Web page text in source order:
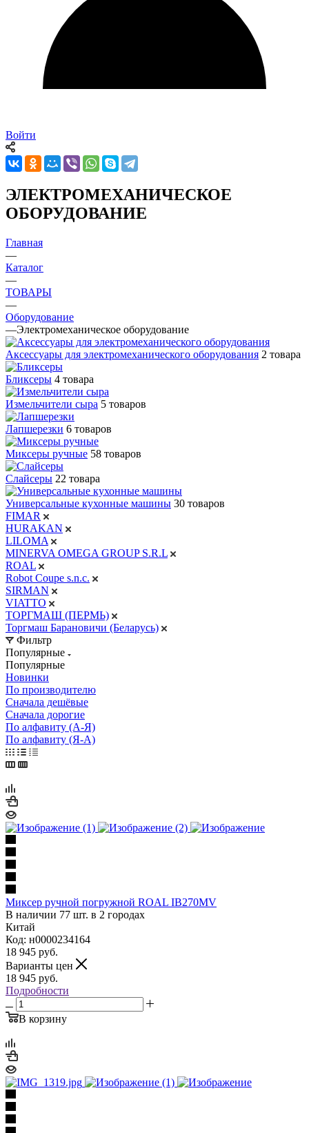
Войти
ЭЛЕКТРОМЕХАНИЧЕСКОЕ
ОБОРУДОВАНИЕ
Главная
—
Каталог
—
ТОВАРЫ
—
Оборудование
—Электромеханическое оборудование
Аксессуары для электромеханического оборудования 2 товара
Бликсеры 4 товара
Измельчители сыра 5 товаров
Лапшерезки 6 товаров
Миксеры ручные 58 товаров
Слайсеры 22 товара
Универсальные кухонные машины 30 товаров
FIMAR
HURAKAN
LILOMA
MINERVA OMEGA GROUP S.R.L
ROAL
Robot Coupe s.n.c.
SIRMAN
VIATTO
ТОРГМАШ (ПЕРМЬ)
Торгмаш Барановичи (Беларусь)
Фильтр
Популярные
Популярные
Новинки
По производителю
Сначала дешёвые
Сначала дорогие
По алфавиту (А-Я)
По алфавиту (Я-А)
Миксер ручной погружной ROAL IB270MV
В наличии 77 шт. в 2 городах
Китай
Код: н0000234164
18 945 руб.
Варианты цен
18 945 руб.
Подробности
В корзину